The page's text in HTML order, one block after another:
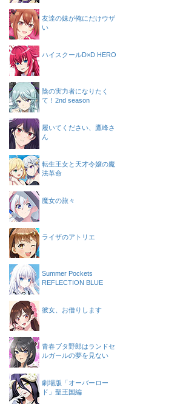
友達の妹が俺にだけウザ
い
ハイスクールD×D HERO
陰の実力者になりたく
て！2nd season
履いてください、鷹峰さ
ん
転生王女と天才令嬢の魔
法革命
魔女の旅々
ライザのアトリエ
Summer Pockets
REFLECTION BLUE
彼女、お借りします
青春ブタ野郎はランドセ
ルガールの夢を見ない
劇場版「オーバーロー
ド」聖王国編